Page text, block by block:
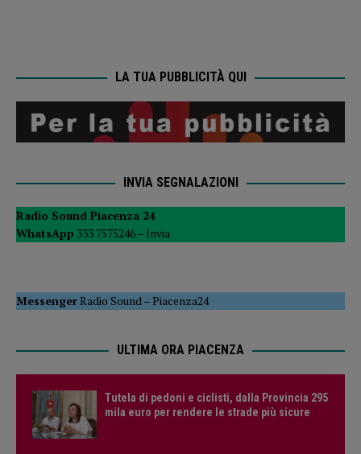
LA TUA PUBBLICITÀ QUI
INVIA SEGNALAZIONI
Radio Sound Piacenza 24
WhatsApp 333 7575246 – Invia
MessengerRadio Sound –Piacenza24
ULTIMA ORA PIACENZA
Tutela di pedoni e ciclisti, dalla Provincia 295
mila euro per rendere le strade più sicure